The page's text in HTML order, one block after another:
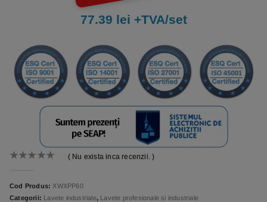
( Nu exista inca recenzii. )
Cod Produs: XWXPP60
Categorii: Lavete industriale, Lavete profesionale si industriale
77.39 lei +TVA/set